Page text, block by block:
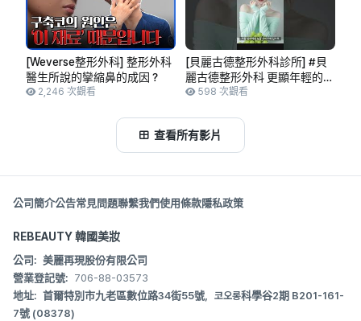
[Weverse整形外科] 整形外科
醫生所說的攣縮鼻的成因？
2,246 次觀看
[貝麗古德整形外科診所] #貝
麗古德整形外科 更顯年輕的輪
廓手術✨
598 次觀看
查看所有影片
公司簡介公告常見問題聯繫我們使用條款隱私政策
REBEAUTY 韓國美妝
公司: 美麗再現股份有限公司
營業登記號: 706-88-03573
地址: 首爾特別市九老區數位路34街55號，코오롱科學谷2期 B201-161-
7號 (08378)